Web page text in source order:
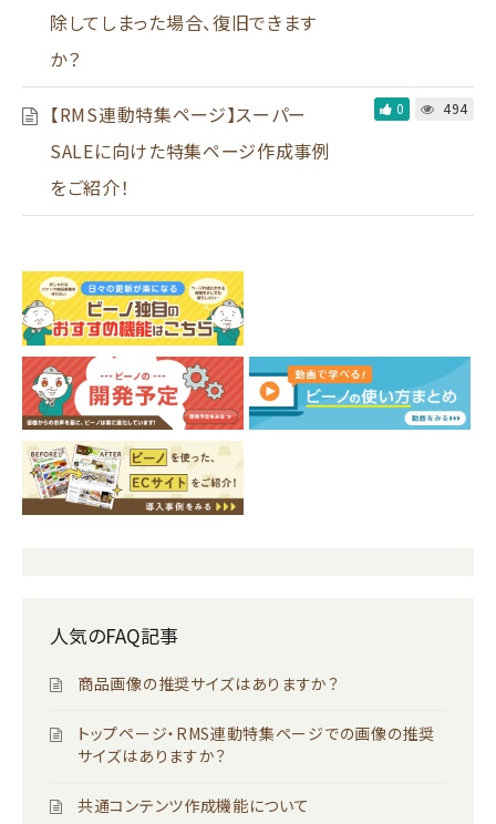
除してしまった場合、復旧できます
か？
【RMS連動特集ページ】スーパー
SALEに向けた特集ページ作成事例
をご紹介！
0 494
人気のFAQ記事
商品画像の推奨サイズはありますか？
トップページ・RMS連動特集ページでの画像の推奨
サイズはありますか？
共通コンテンツ作成機能について